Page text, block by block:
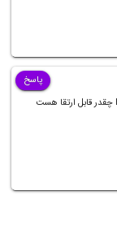
پاسخ